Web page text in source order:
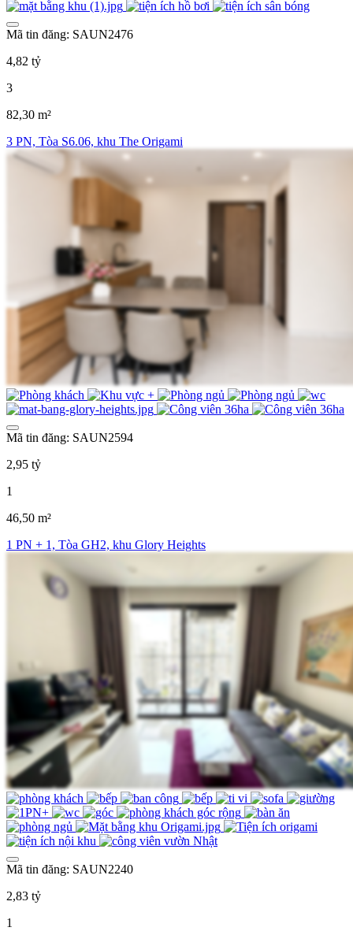
Mã tin đăng: SAUN2476
4,82 tỷ
3
82,30 m²
3 PN, Tòa S6.06, khu The Origami
Mã tin đăng: SAUN2594
2,95 tỷ
1
46,50 m²
1 PN + 1, Tòa GH2, khu Glory Heights
Mã tin đăng: SAUN2240
2,83 tỷ
1